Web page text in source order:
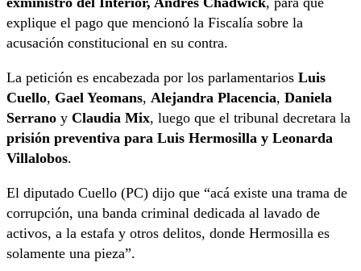
explique el pago que mencionó la Fiscalía sobre la
acusación constitucional en su contra.
La petición es encabezada por los parlamentarios Luis
Cuello, Gael Yeomans, Alejandra Placencia, Daniela
Serrano y Claudia Mix, luego que el tribunal decretara la
prisión preventiva para Luis Hermosilla y Leonarda
Villalobos.
El diputado Cuello (PC) dijo que “acá existe una trama de
corrupción, una banda criminal dedicada al lavado de
activos, a la estafa y otros delitos, donde Hermosilla es
solamente una pieza”.